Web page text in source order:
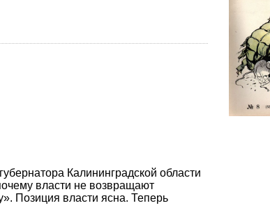
Калининградской области
власти не возвращают
Позиция власти ясна. Теперь